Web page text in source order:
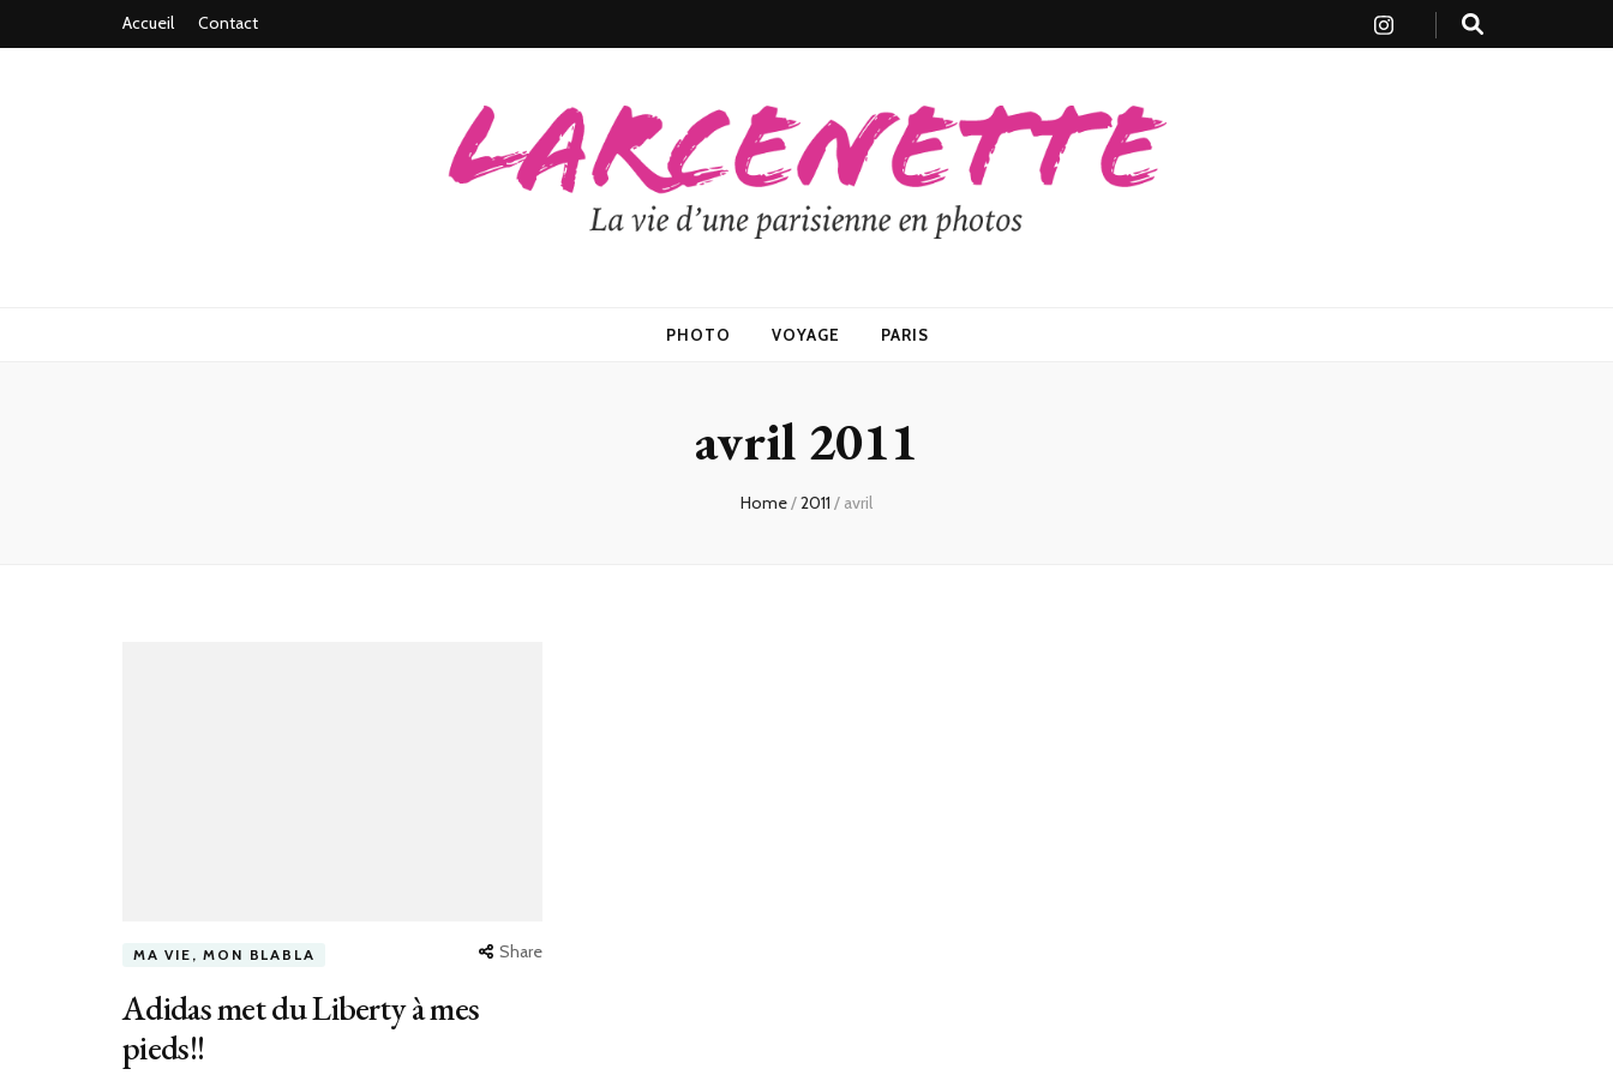
Accueil Contact
PHOTO VOYAGE PARIS
avril 2011
Home/2011 / avril
MA VIE, MON BLABLA Share
Adidas met du Liberty à mes
pieds!!